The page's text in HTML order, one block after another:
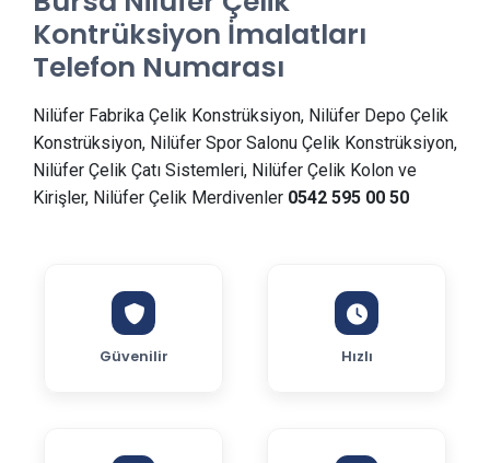
Kontrüksiyon İmalatları
Telefon Numarası
Nilüfer Fabrika Çelik Konstrüksiyon, Nilüfer Depo Çelik
Konstrüksiyon, Nilüfer Spor Salonu Çelik Konstrüksiyon,
Nilüfer Çelik Çatı Sistemleri, Nilüfer Çelik Kolon ve
Kirişler, Nilüfer Çelik Merdivenler 0542 595 00 50
Güvenilir Hızlı